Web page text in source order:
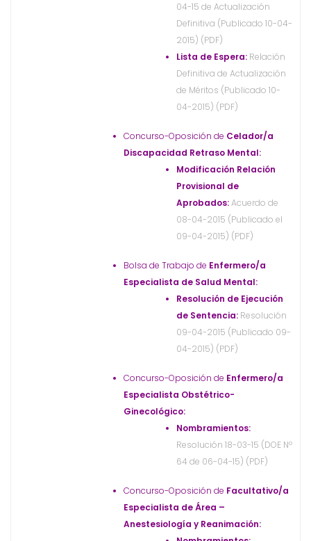
04-15 de Actualización
Definitiva (Publicado 10-04-
2015) (PDF)
Lista de Espera: Relación
Definitiva de Actualización
de Méritos (Publicado 10-
04-2015) (PDF)
Concurso-Oposición de Celador/a
Discapacidad Retraso Mental:
Modificación Relación
Provisional de
Aprobados:Acuerdo de
08-04-2015 (Publicado el
09-04-2015) (PDF)
Bolsa de Trabajo de Enfermero/a
Especialista de Salud Mental:
Resolución de Ejecución
de Sentencia: Resolución
09-04-2015 (Publicado 09-
04-2015) (PDF)
Concurso-Oposición de Enfermero/a
Especialista Obstétrico-
Ginecológico:
Nombramientos:
Resolución 18-03-15 (DOE Nº
64 de 06-04-15) (PDF)
Concurso-Oposición de Facultativo/a
Especialista de Área –
Anestesiología y Reanimación: